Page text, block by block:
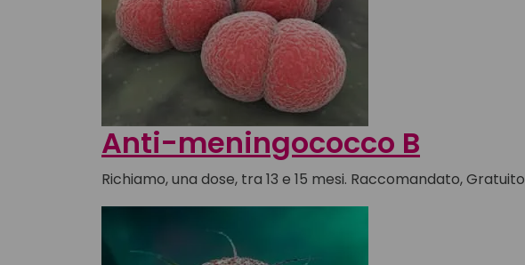
Anti-meningococco B
Richiamo, una dose, tra 13 e 15 mesi. Raccomandato, Gratuito